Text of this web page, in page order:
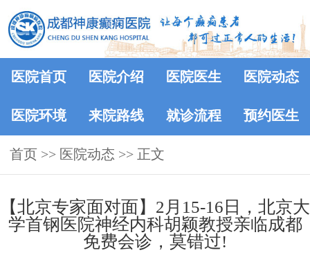
医院首页 医院介绍 医院医生 医院动态
医院环境 来院路线 就诊流程 预约医生
首页 >> 医院动态 >> 正文
【北京专家面对面】2月15-16日，北京大
学首钢医院神经内科胡颖教授亲临成都
免费会诊，莫错过!